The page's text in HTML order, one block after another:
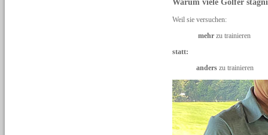
Weil sie versuchen:
mehr zu trainieren
statt:
anders zu trainieren